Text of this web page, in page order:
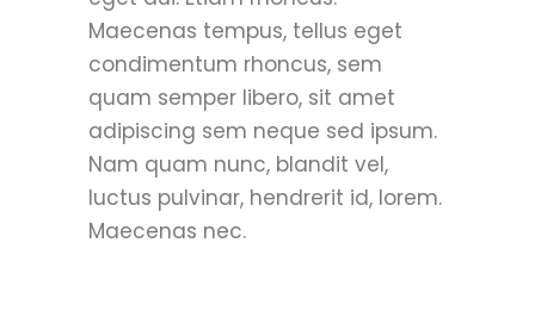
Maecenas tempus, tellus eget
condimentum rhoncus, sem
quam semper libero, sit amet
adipiscing sem neque sed ipsum.
Nam quam nunc, blandit vel,
luctus pulvinar, hendrerit id, lorem.
Maecenas nec.